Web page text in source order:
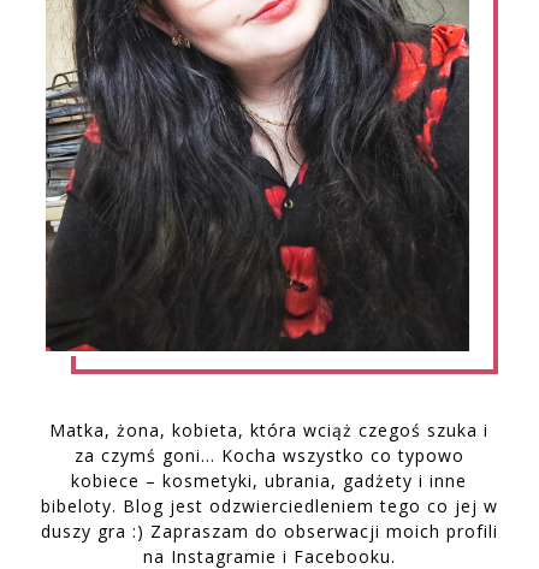
Matka, żona, kobieta, która wciąż czegoś szuka i
za czymś goni… Kocha wszystko co typowo
kobiece – kosmetyki, ubrania, gadżety i inne
bibeloty. Blog jest odzwierciedleniem tego co jej w
duszy gra :) Zapraszam do obserwacji moich profili
na Instagramie i Facebooku.